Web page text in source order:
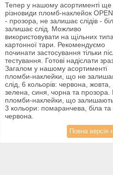
Тепер у нашому асортименті ще
різновиди пломб-наклейок
- прозора, не залишає слідів -
залишає слід. Можливо
використовувати на щільних
картонної тари. Рекомендуємо
починати застосування тільки
тестування. Готові надіслати
Загалом у нашому асортименті
пломби-наклейки, що не
слід, 6 кольорів: червона, жовта,
зелена, синя, чорна та прозора. І
пломби-наклейки, що залишають
3 кольори: помаранчева, біла та
червона.
Повна версія